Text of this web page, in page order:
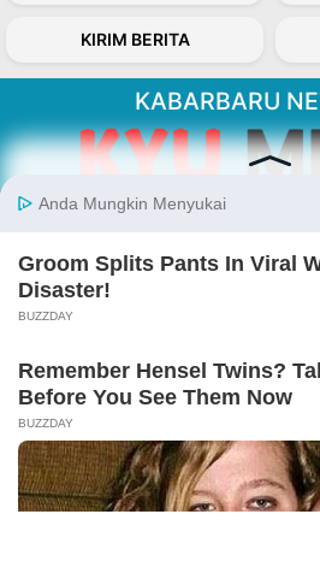
KIRIM BERITA
KABARBARU
Follow